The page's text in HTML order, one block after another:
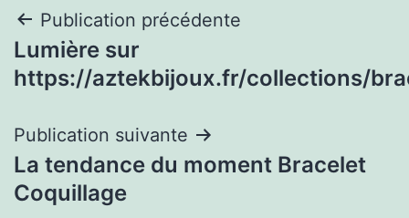
Navigation
de
Publication précédente
Lumière sur
https://aztekbijoux.fr/collections/
Publication suivante
La tendance du moment Bracelet
Coquillage